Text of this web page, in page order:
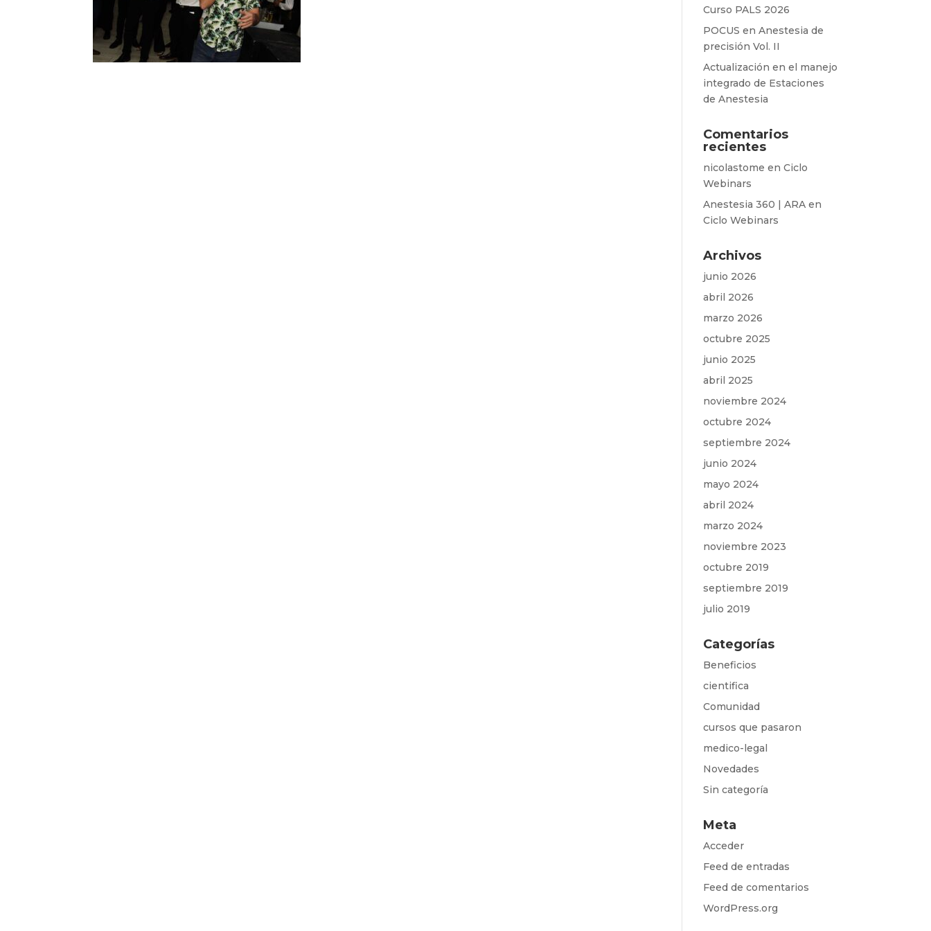
Curso PALS 2026
POCUS en Anestesia de
precisión Vol. II
Actualización en el manejo
integrado de Estaciones
de Anestesia
Comentarios
recientes
nicolastome enCiclo
Webinars
Anestesia 360 | ARA en
Ciclo Webinars
Archivos
junio 2026
abril 2026
marzo 2026
octubre 2025
junio 2025
abril 2025
noviembre 2024
octubre 2024
septiembre 2024
junio 2024
mayo 2024
abril 2024
marzo 2024
noviembre 2023
octubre 2019
septiembre 2019
julio 2019
Categorías
Beneficios
cientifica
Comunidad
cursos que pasaron
medico-legal
Novedades
Sin categoría
Meta
Acceder
Feed de entradas
Feed de comentarios
WordPress.org